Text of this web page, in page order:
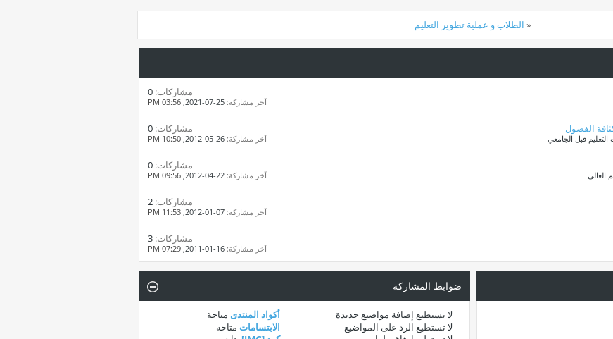
« الطلاب و عملية تطوير التعليم
مشاركات:
آخر مشاركة: 03:56 PM
قبل الجامعي
مشاركات:
آخر مشاركة: 10:50 PM
العالي
مشاركات:
آخر مشاركة: 09:56 PM
مشاركات:
آخر مشاركة: 11:53 PM
مشاركات:
آخر مشاركة: 07:29 PM
ضوابط المشاركة
لا تستطيع إضافة مواضيع جديدة
لا تستطيع الرد على المواضيع
أكواد المنتدى متاحة
الابتسامات متاحة